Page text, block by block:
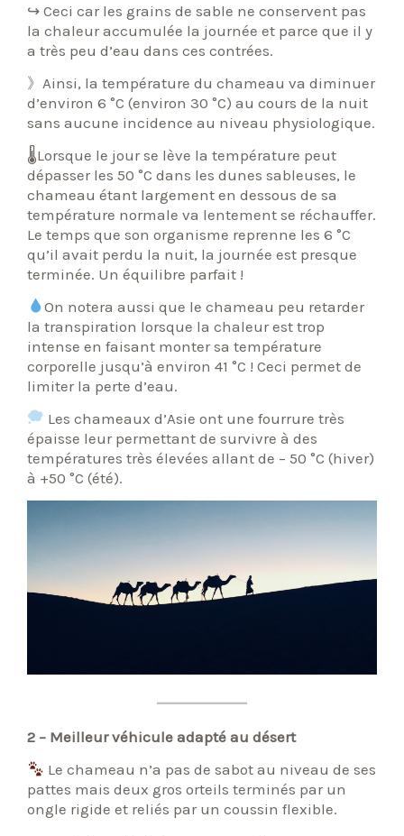
↪ Ceci car les grains de sable ne conservent pas
la chaleur accumulée la journée et parce que il y
a très peu d’eau dans ces contrées.
》Ainsi, la température du chameau va diminuer
d’environ 6 °C (environ 30 °C) au cours de la nuit
sans aucune incidence au niveau physiologique.
🌡Lorsque le jour se lève la température peut
dépasser les 50 °C dans les dunes sableuses, le
chameau étant largement en dessous de sa
température normale va lentement se réchauffer.
Le temps que son organisme reprenne les 6 °C
qu’il avait perdu la nuit, la journée est presque
terminée. Un équilibre parfait !
On notera aussi que le chameau peu retarder
la transpiration lorsque la chaleur est trop
intense en faisant monter sa température
corporelle jusqu’à environ 41 °C ! Ceci permet de
limiter la perte d’eau.
Les chameaux d’Asie ont une fourrure très
épaisse leur permettant de survivre à des
températures très élevées allant de – 50 °C (hiver)
à +50 °C (été).
2 – Meilleur véhicule adapté au désert
Le chameau n’a pas de sabot au niveau de ses
pattes mais deux gros orteils terminés par un
ongle rigide et reliés par un coussin flexible.